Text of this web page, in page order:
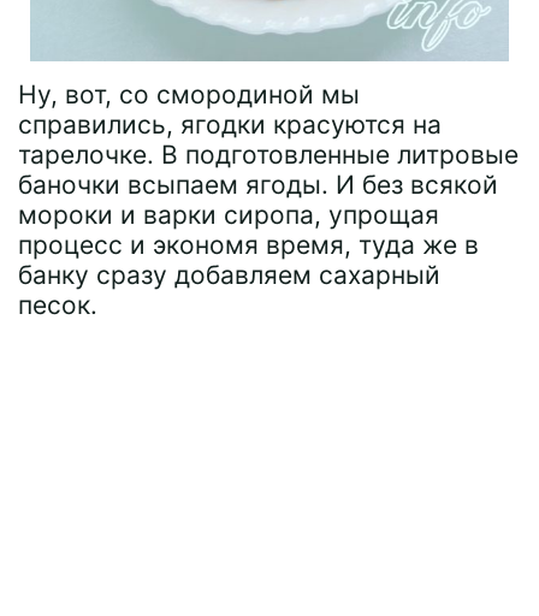
Ну, вот, со смородиной мы
справились, ягодки красуются на
тарелочке. В подготовленные литровые
баночки всыпаем ягоды. И без всякой
мороки и варки сиропа, упрощая
процесс и экономя время, туда же в
банку сразу добавляем сахарный
песок.